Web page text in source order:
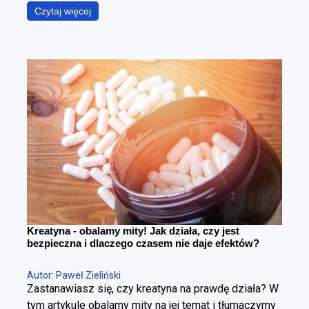
podczas gdy w rzeczywistości chodzi o coś
znacznie bardziej precyzyjnego – zmniejszenie
zachowaniu masy mięśniowej. To fundamentalna
różnica. Można schudnąć i wyglądać gorzej – i
można redukować tkankę tłuszczową, poprawiając
sylwetkę. Cała sztuka polega na tym, żeby zrobić to
w kontrolowany sposób.
Czytaj więcej
Kreatyna - obalamy mity! Jak działa, czy jest
bezpieczna i dlaczego czasem nie daje efektów?
Autor: Paweł Zieliński
Zastanawiasz się, czy kreatyna na prawdę działa? W
tym artykule obalamy mity na jej temat i tłumaczymy